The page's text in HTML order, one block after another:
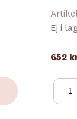
Ej i
652